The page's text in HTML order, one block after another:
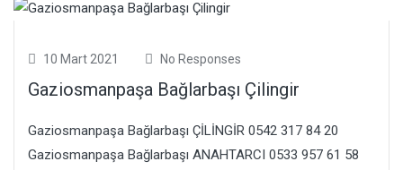
10 Mart 2021 No Responses
Gaziosmanpaşa Bağlarbaşı Çilingir
Gaziosmanpaşa Bağlarbaşı ÇİLİNGİR 0542 317 84 20
Gaziosmanpaşa Bağlarbaşı ANAHTARCI 0533 957 61 58